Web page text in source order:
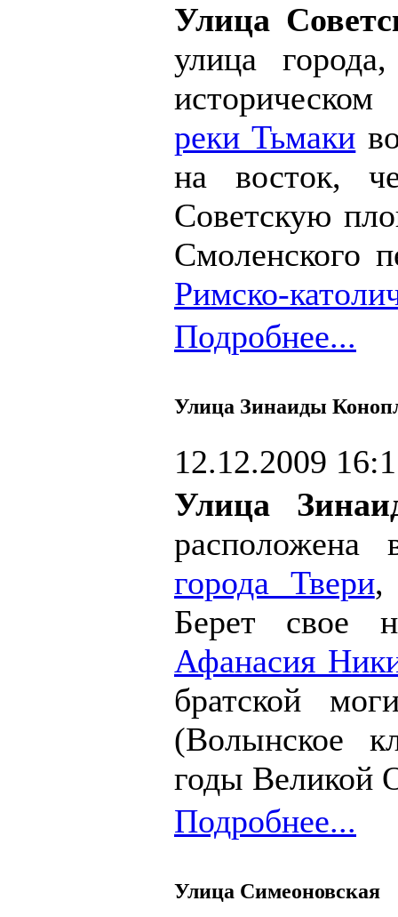
Улица
улица
реки Тьмаки
на восток,
Советскую
Смоленского
Римско-
Подробнее...
Улица Зинаиды
12.12.2009
Улица
расположена
города Твери,
Берет свое
Афанасия
братской
(Волынское
годы Великой
Подробнее...
Улица Симеоновская